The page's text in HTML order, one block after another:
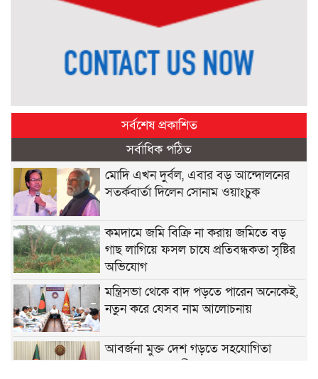
সর্বশেষ প্রকাশিত
সর্বাধিক পঠিত
মোদি এখন দুর্বল, এবার বড় আন্দোলনের
সতর্কবার্তা দিলেন সোনাম ওয়াংচুক
কমদামে জমি বিক্রি না করায় জমিতে বড়
গাছ লাগিয়ে ফসল চাষে প্রতিবন্ধকতা সৃষ্টির
অভিযোগ
মন্ত্রিসভা থেকে বাদ পড়তে পারেন অনেকেই,
নতুন করে যেসব নাম আলোচনায়
আবর্জনা মুক্ত দেশ গড়তে সহযোগিতা